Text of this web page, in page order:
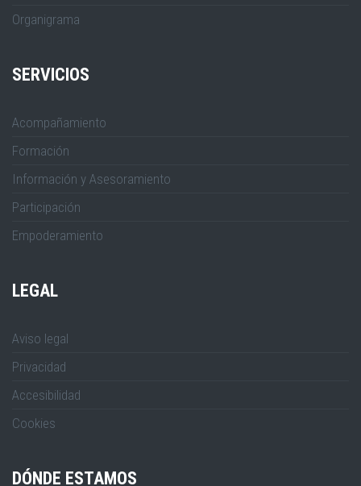
Organigrama
SERVICIOS
Acompañamiento
Formación
Información y Asesoramiento
Participación
Empoderamiento
LEGAL
Aviso legal
Privacidad
Accesibilidad
Cookies
DÓNDE ESTAMOS